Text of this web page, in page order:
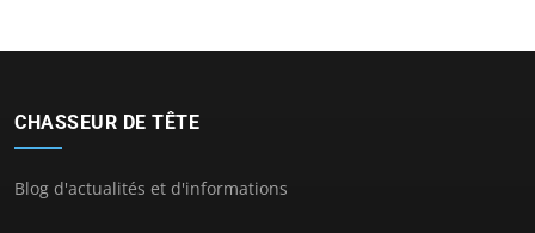
CHASSEUR DE TÊTE
Blog d'actualités et d'informations